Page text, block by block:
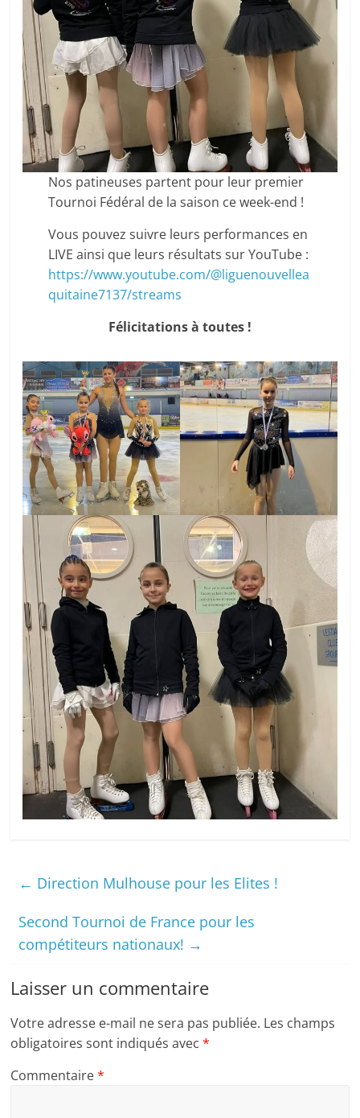
Nos patineuses partent pour leur premier
Tournoi Fédéral de la saison ce week-end !
Vous pouvez suivre leurs performances en
LIVE ainsi que leurs résultats sur YouTube :
https://www.youtube.com/@liguenouvellea
quitaine7137/streams
Félicitations à toutes !
← Direction Mulhouse pour les Elites !
Second Tournoi de France pour les
compétiteurs nationaux! →
Laisser un commentaire
Votre adresse e-mail ne sera pas publiée. Les champs
obligatoires sont indiqués avec*
Commentaire*